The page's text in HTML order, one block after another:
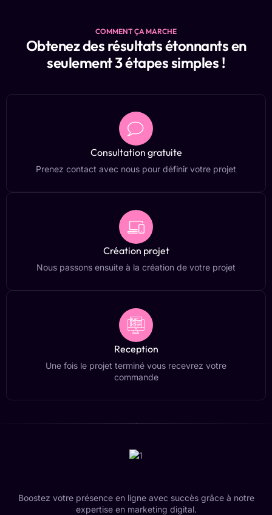
COMMENT ÇA MARCHE
Obtenez des résultats étonnants en
seulement 3 étapes simples !
Consultation gratuite
Prenez contact avec nous pour définir votre projet
Création projet
Nous passons ensuite à la création de votre projet
Reception
Une fois le projet terminé vous recevrez votre
commande
Boostez votre présence en ligne avec succès grâce à notre
expertise en marketing digital.